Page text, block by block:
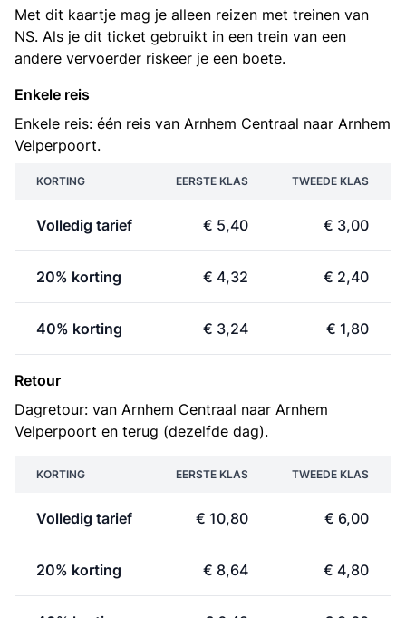
Met dit kaartje mag je alleen reizen met treinen van
NS. Als je dit ticket gebruikt in een trein van een
andere vervoerder riskeer je een boete.
Enkele reis
Enkele reis: één reis van Arnhem Centraal naar Arnhem
Velperpoort.
KORTING EERSTE KLAS TWEEDE KLAS
Volledig tarief € 5,40 € 3,00
20% korting € 4,32 € 2,40
40% korting € 3,24 € 1,80
Retour
Dagretour: van Arnhem Centraal naar Arnhem
Velperpoort en terug (dezelfde dag).
KORTING EERSTE KLAS TWEEDE KLAS
Volledig tarief € 10,80 € 6,00
20% korting € 8,64 € 4,80